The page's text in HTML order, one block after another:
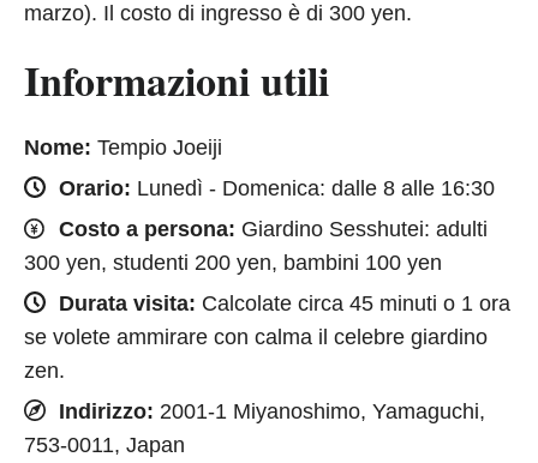
marzo). Il costo di ingresso è di 300 yen.
Informazioni utili
Nome: Tempio Joeiji
Orario: Lunedì - Domenica: dalle 8 alle 16:30
Costo a persona: Giardino Sesshutei: adulti
300 yen, studenti 200 yen, bambini 100 yen
Durata visita: Calcolate circa 45 minuti o 1 ora
se volete ammirare con calma il celebre giardino
zen.
Indirizzo: 2001-1 Miyanoshimo, Yamaguchi,
753-0011, Japan